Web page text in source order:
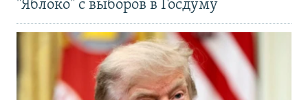
"Яблоко" с выборов в Госдуму